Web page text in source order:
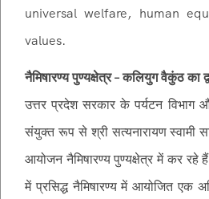
universal welfare, human
values.
नैमिषारण्य पुण्यक्षेत्र – कलियुग वैकुंठ का
उत्तर प्रदेश सरकार के पर्यटन विभाग
संयुक्त रूप से श्री सत्यनारायण स्वामी
आयोजन नैमिषारण्य पुण्यक्षेत्र में कर
में प्रसिद्ध नैमिषारण्य में आयोजित एक